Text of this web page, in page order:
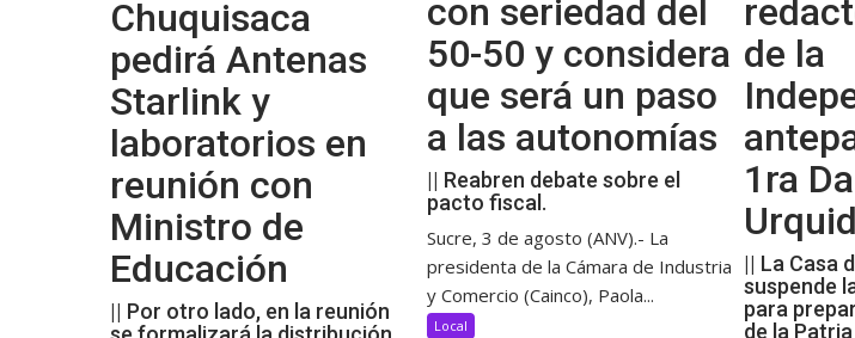
Chuquisaca
pedirá Antenas
Starlink y
laboratorios en
reunión con
Ministro de
Educación
|| Por otro lado, en la reunión
con seriedad del
50-50 y considera
que será un paso
a las autonomías
|| Reabren debate sobre el
pacto fiscal.
Sucre, 3 de agosto (ANV).- La
presidenta de la Cámara de Industria
y Comercio (Cainco), Paola...
Local
de la
1ra
|| La Casa
suspende
para
de la Patria